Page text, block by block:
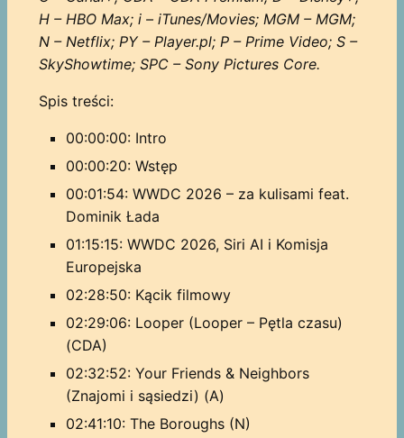
H – HBO Max; i – iTunes/Movies; MGM – MGM;
N – Netflix; PY – Player.pl; P – Prime Video; S –
SkyShowtime; SPC – Sony Pictures Core.
Spis treści:
00:00:00: Intro
00:00:20: Wstęp
00:01:54: WWDC 2026 – za kulisami feat.
Dominik Łada
01:15:15: WWDC 2026, Siri AI i Komisja
Europejska
02:28:50: Kącik filmowy
02:29:06: Looper (Looper – Pętla czasu)
(CDA)
02:32:52: Your Friends & Neighbors
(Znajomi i sąsiedzi) (A)
02:41:10: The Boroughs (N)